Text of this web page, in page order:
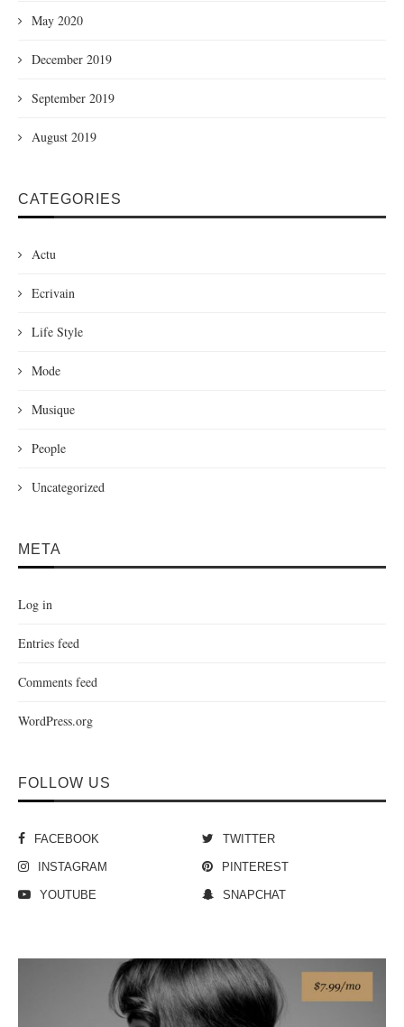
May 2020
December 2019
September 2019
August 2019
CATEGORIES
Actu
Ecrivain
Life Style
Mode
Musique
People
Uncategorized
META
Log in
Entries feed
Comments feed
WordPress.org
FOLLOW US
FACEBOOK TWITTER
INSTAGRAM PINTEREST
YOUTUBE SNAPCHAT